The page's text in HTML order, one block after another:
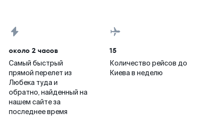
около 2 часов
Самый быстрый
прямой перелет из
Любека туда и
обратно, найденный на
нашем сайте за
последнее время
15
Количество рейсов до
Киева в неделю